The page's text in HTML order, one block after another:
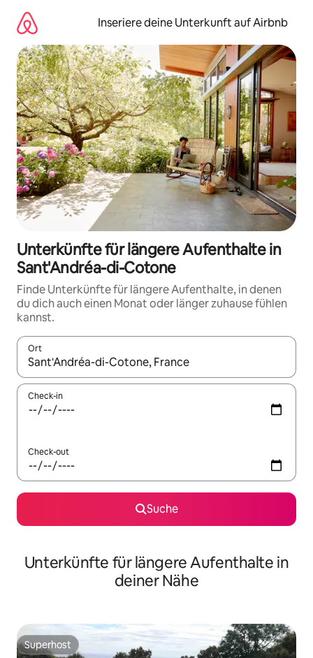
Inhalten
springen
Inseriere deine Unterkunft auf Airbnb
Unterkünfte für längere Aufenthalte in
Sant'Andréa-di-Cotone
Finde Unterkünfte für längere Aufenthalte, in denen
du dich auch einen Monat oder länger zuhause fühlen
kannst.
Ort
Wenn Ergebnisse verfügbar sind, navigiere mit den
Check-in
Check-out
Suche
Unterkünfte für längere Aufenthalte in
deiner Nähe
Superhost
Superhost